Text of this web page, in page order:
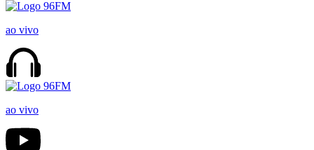
ao vivo
ao vivo